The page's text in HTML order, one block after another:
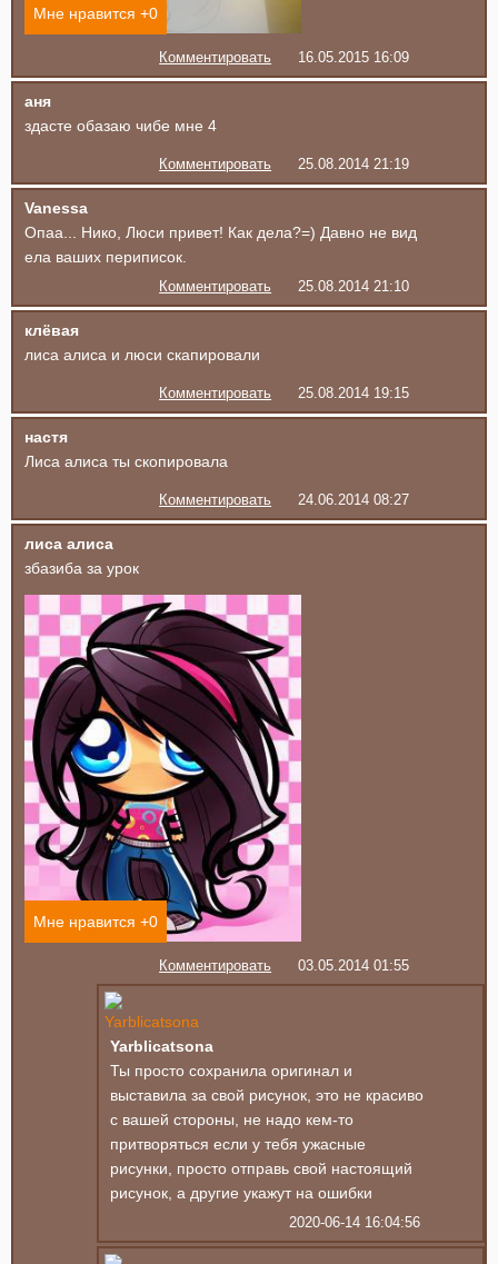
Мне нравится +0
Комментировать 16.05.2015 16:09
аня
здасте обазаю чибе мне 4
Комментировать 25.08.2014 21:19
Vanessa
Опаа... Нико, Люси привет! Как дела?=) Давно не вид
ела ваших периписок.
Комментировать 25.08.2014 21:10
клёвая
лиса алиса и люси скапировали
Комментировать 25.08.2014 19:15
настя
Лиса алиса ты скопировала
Комментировать 24.06.2014 08:27
лиса алиса
збазиба за урок
Мне нравится +0
Комментировать 03.05.2014 01:55
Yarblicatsona
Ты просто сохранила оригинал и
выставила за свой рисунок, это не красиво
с вашей стороны, не надо кем-то
притворяться если у тебя ужасные
рисунки, просто отправь свой настоящий
рисунок, а другие укажут на ошибки
2020-06-14 16:04:56